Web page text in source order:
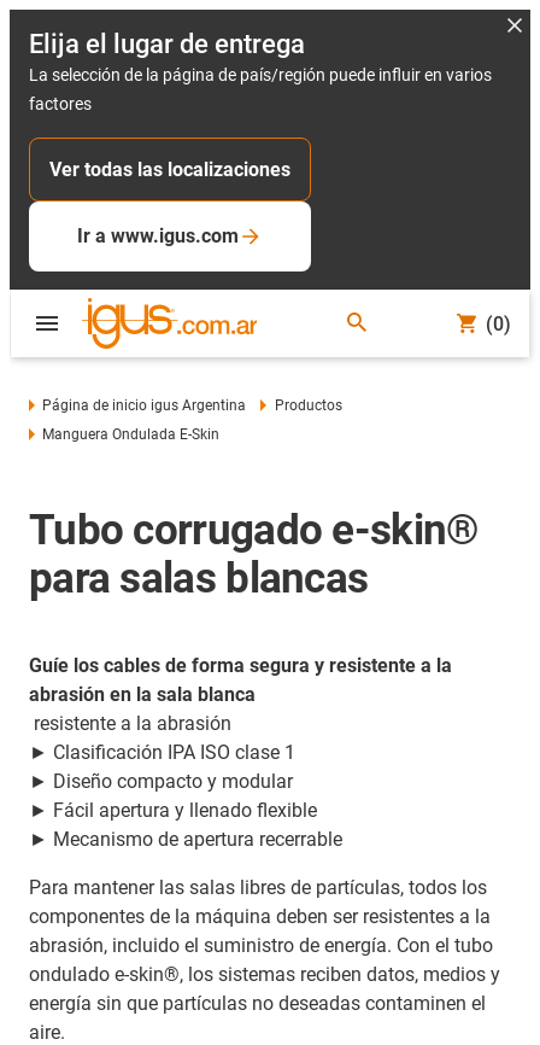
Elija el lugar de entrega
La selección de la página de país/región puede influir en varios
factores
Ver todas las localizaciones
Ir a www.igus.com
(0)
Página de inicio igus Argentina
Productos
Manguera Ondulada E-Skin
Tubo corrugado e-skin®
para salas blancas
Guíe los cables de forma segura y resistente a la
abrasión en la sala blanca
resistente a la abrasión
► Clasificación IPA ISO clase 1
► Diseño compacto y modular
► Fácil apertura y llenado flexible
► Mecanismo de apertura recerrable
Para mantener las salas libres de partículas, todos los
componentes de la máquina deben ser resistentes a la
abrasión, incluido el suministro de energía. Con el tubo
ondulado e-skin®, los sistemas reciben datos, medios y
energía sin que partículas no deseadas contaminen el
aire.